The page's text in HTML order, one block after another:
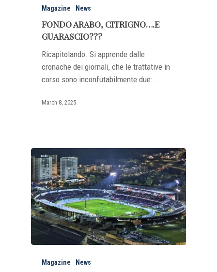
Magazine News
FONDO ARABO, CITRIGNO….E
GUARASCIO???
Ricapitolando. Si apprende dalle
cronache dei giornali, che le trattative in
corso sono inconfutabilmente due:…
March 8, 2025
Magazine News